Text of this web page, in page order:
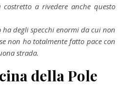
a rivedere anche questo
ha degli specchi enormi da cui non
non ho totalmente fatto pace con
strada.
della Pole